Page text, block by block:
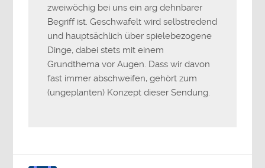
zweiwöchig bei uns ein arg dehnbarer
Begriff ist. Geschwafelt wird selbstredend
und hauptsächlich über spielebezogene
Dinge, dabei stets mit einem
Grundthema vor Augen. Dass wir davon
fast immer abschweifen, gehört zum
(ungeplanten) Konzept dieser Sendung.